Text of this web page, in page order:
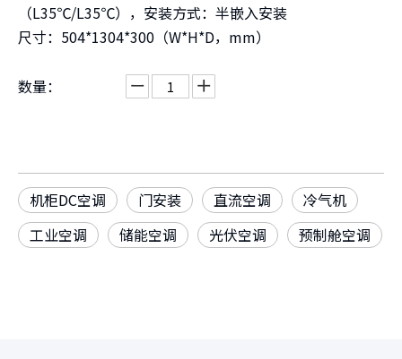
（L35℃/L35℃），安装方式：半嵌入安装
尺寸：504*1304*300（W*H*D，mm）
数量：
机柜DC空调 门安装 直流空调
冷气机
工业空调
储能空调 光伏空调 预制舱空调